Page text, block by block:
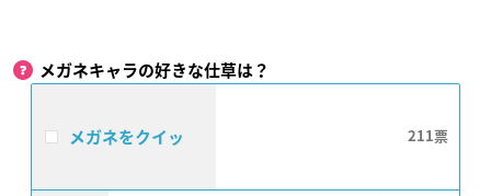
メガネキャラの好きな仕草は？
メガネをクイッ 211